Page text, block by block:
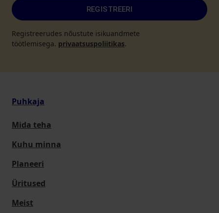
REGISTREERI
Registreerudes nõustute isikuandmete
töötlemisega. privaatsuspoliitikas.
Puhkaja
Mida teha
Kuhu minna
Planeeri
Üritused
Meist